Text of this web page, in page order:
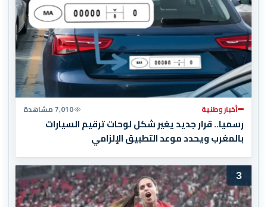
أخبار وطنية 7,010 مشاهدة
رسميا.. قرار جديد يغير شكل لوحات ترقيم السيارات
بالمغرب ويحدد موعد التطبيق الإلزامي
3